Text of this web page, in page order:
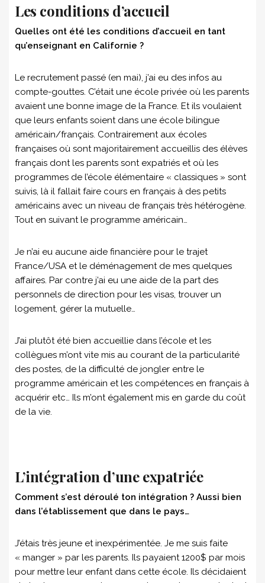
Les conditions d’accueil
Quelles ont été les conditions d’accueil en tant
qu’enseignant en Californie ?
Le recrutement passé (en mai), j’ai eu des infos au
compte-gouttes. C’était une école privée où les parents
avaient une bonne image de la France. Et ils voulaient
que leurs enfants soient dans une école bilingue
américain/français. Contrairement aux écoles
françaises où sont majoritairement accueillis des élèves
français dont les parents sont expatriés et où les
programmes de l’école élémentaire « classiques » sont
suivis, là il fallait faire cours en français à des petits
américains avec un niveau de français très hétérogène.
Tout en suivant le programme américain…
Je n’ai eu aucune aide financière pour le trajet
France/USA et le déménagement de mes quelques
affaires. Par contre j’ai eu une aide de la part des
personnels de direction pour les visas, trouver un
logement, gérer la mutuelle…
J’ai plutôt été bien accueillie dans l’école et les
collègues m’ont vite mis au courant de la particularité
des postes, de la difficulté de jongler entre le
programme américain et les compétences en français à
acquérir etc… Ils m’ont également mis en garde du coût
de la vie.
L’intégration d’une expatriée
Comment s’est déroulé ton intégration ? Aussi bien
dans l’établissement que dans le pays…
J’étais très jeune et inexpérimentée. Je me suis faite
« manger » par les parents. Ils payaient 1200$ par mois
pour mettre leur enfant dans cette école. Ils décidaient